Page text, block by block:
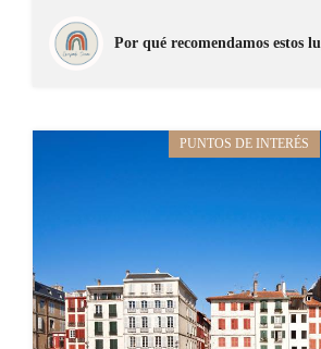
est également très fort, favorisé par une
traverse sur environ 40 km différentes
Por qué recomendamos estos
PUNTOS DE INTERÉS